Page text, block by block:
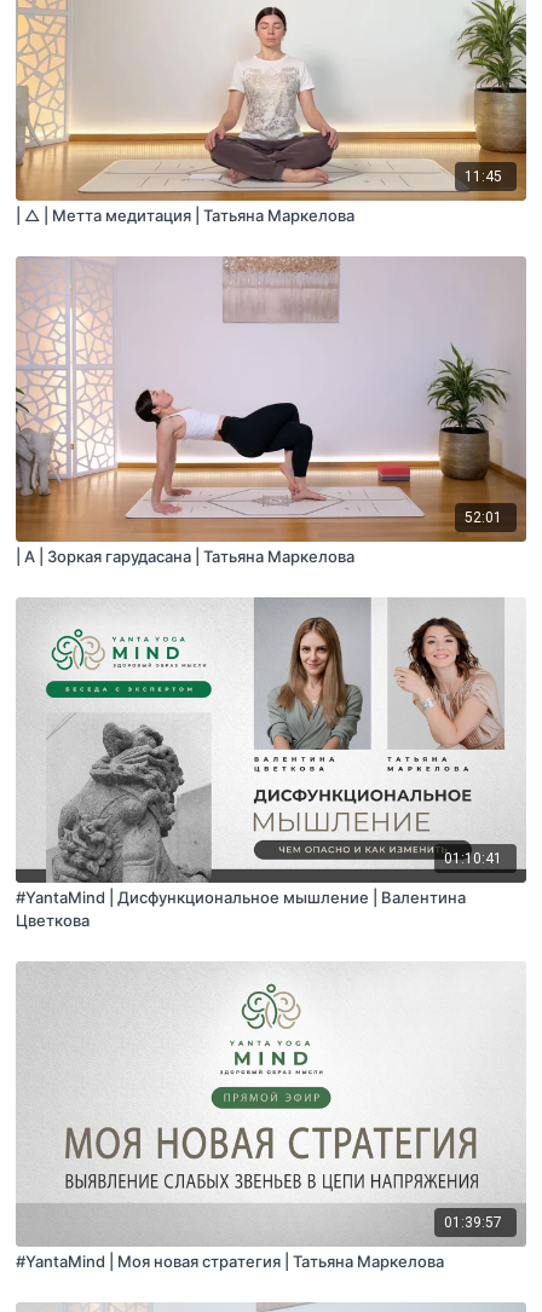
11:45
| △ | Метта медитация | Татьяна Маркелова
52:01
| A | Зоркая гарудасана | Татьяна Маркелова
01:10:41
#YantaMind | Дисфункциональное мышление | Валентина
Цветкова
01:39:57
#YantaMind | Моя новая стратегия | Татьяна Маркелова